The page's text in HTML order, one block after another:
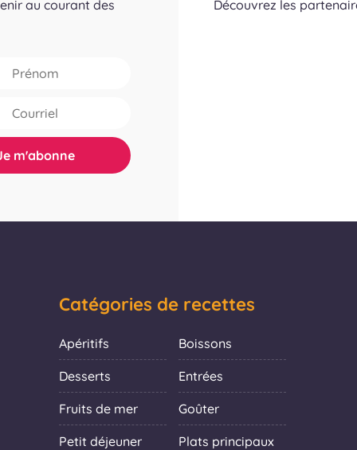
au courant des Découvrez les
Catégories de recettes
Apéritifs Boissons
Desserts Entrées
Fruits de mer Goûter
Petit déjeuner Plats principaux